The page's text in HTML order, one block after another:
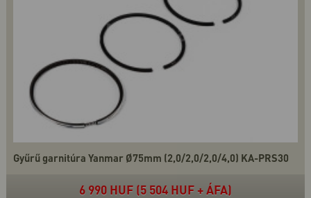
Gyűrű garnitúra Yanmar Ø75mm (2,0/2,0/2,0/4,0) KA-PRS30
6 990 HUF (5 504 HUF + ÁFA)